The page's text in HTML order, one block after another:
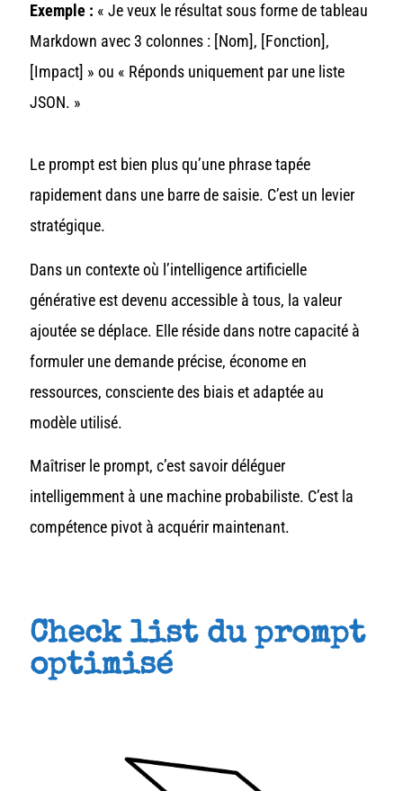
Exemple : « Je veux le résultat sous forme de tableau
Markdown avec 3 colonnes : [Nom], [Fonction],
[Impact] » ou « Réponds uniquement par une liste
JSON. »
Le prompt est bien plus qu’une phrase tapée
rapidement dans une barre de saisie. C’est un levier
stratégique.
Dans un contexte où l’intelligence artificielle
générative est devenu accessible à tous, la valeur
ajoutée se déplace. Elle réside dans notre capacité à
formuler une demande précise, économe en
ressources, consciente des biais et adaptée au
modèle utilisé.
Maîtriser le prompt, c’est savoir déléguer
intelligemment à une machine probabiliste. C’est la
compétence pivot à acquérir maintenant.
Check list du prompt
optimisé